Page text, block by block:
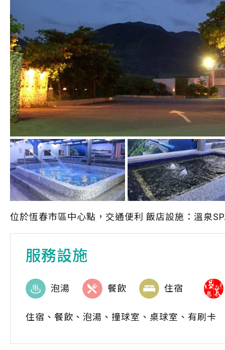
位於恆春市區中心點，交通便利 飯店設施：溫泉
服務設施
泡湯 餐飲 住宿
住宿、餐飲、泡湯、撞球室、桌球室、有刷卡